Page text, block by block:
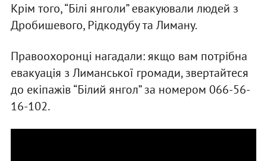
Крім того, “Білі янголи” евакуювали людей з
Дробишевого, Рідкодубу та Лиману.
Правоохоронці нагадали: якщо вам потрібна
евакуація з Лиманської громади, звертайтеся
до екіпажів “Білий янгол” за номером 066-56-
16-102.